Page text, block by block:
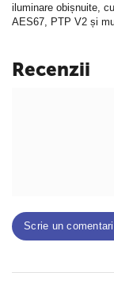
iluminare obișnuite,
AES67, PTP V2 și
Recenzii
Scrie un